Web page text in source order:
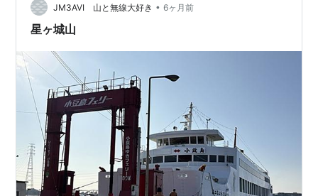
JM3AVI 山と無線大好き • 6ヶ月前
星ヶ城山